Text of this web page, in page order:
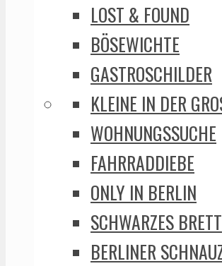
LOST & FOUND
BÖSEWICHTE
GASTROSCHILDER
KLEINE IN DER
WOHNUNGSSUCHE
FAHRRADDIEBE
ONLY IN BERLIN
SCHWARZES BRETT
BERLINER